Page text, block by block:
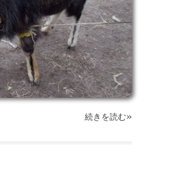
続きを読む»